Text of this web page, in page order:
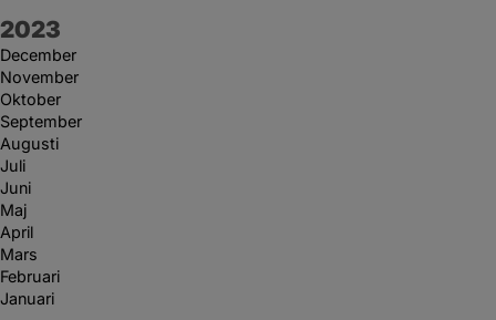
År:
2023
December
November
Oktober
September
Augusti
Juli
Juni
Maj
April
Mars
Februari
Januari